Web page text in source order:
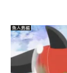
魚人島編